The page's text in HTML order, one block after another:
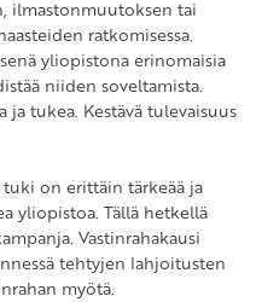
ilmastonmuutoksen tai
ratkomisessa.
yliopistona erinomaisia
niiden soveltamista.
tukea. Kestävä tulevaisuus
tuki on erittäin tärkeää ja
yliopistoa. Tällä hetkellä
Vastinrahakausi
tehtyjen lahjoitusten
myötä.